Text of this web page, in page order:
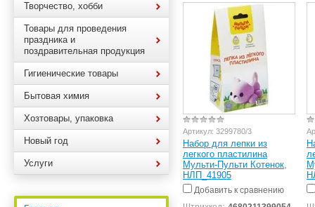
Творчество, хобби
Товары для проведения
праздника и
поздравительная продукция
Гигиенические товары
Бытовая химия
Хозтовары, упаковка
Новый год
Услуги
Артикул: 3299780/3
Набор для лепки из
легкого пластилина
Мульти-Пульти Котенок,
НЛП_41905
Добавить к сравнению